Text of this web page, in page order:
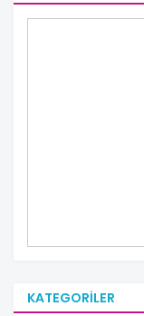
KATEGORILER